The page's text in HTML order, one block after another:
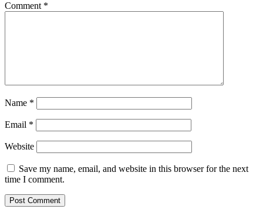
Comment *
Name *
Email *
Website
Save my name, email, and website in this browser for the next
time I comment.